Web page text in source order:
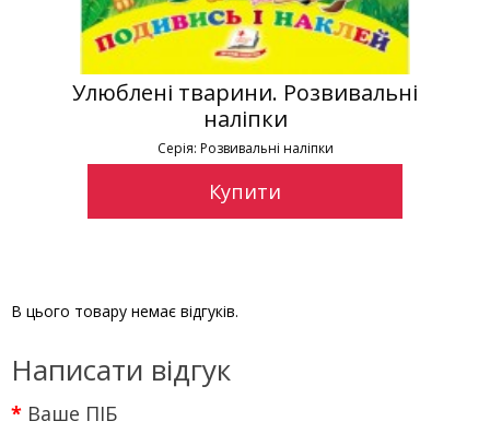
Улюблені тварини. Розвивальні
наліпки
Серія: Розвивальні наліпки
Купити
В цього товару немає відгуків.
Написати відгук
Ваше ПІБ